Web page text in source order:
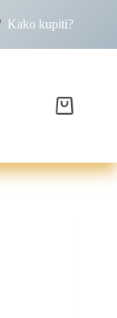
Kako kupiti?